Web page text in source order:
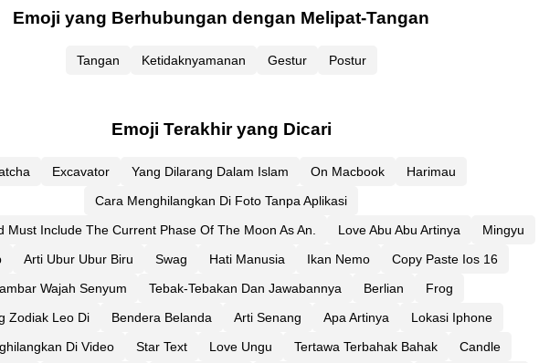
Emoji yang Berhubungan dengan Melipat-Tangan
Tangan Ketidaknyamanan Gestur Postur
Emoji Terakhir yang Dicari
Excavator Yang Dilarang Dalam Islam On Macbook
Harimau
Cara Menghilangkan Di Foto Tanpa Aplikasi
Must Include The Current Phase Of The Moon As An.
Love Abu Abu Artinya
Mingyu
Arti Ubur Ubur Biru Swag Hati Manusia Ikan Nemo
Copy Paste Ios 16
Wajah Senyum
Tebak-Tebakan Dan Jawabannya Berlian
Frog
Zodiak Leo Di
Bendera Belanda Arti Senang Apa Artinya
Lokasi Iphone
Di Video
Star Text Love Ungu Tertawa Terbahak Bahak
Candle